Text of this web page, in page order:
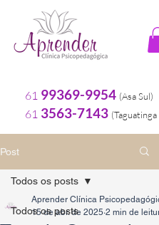
61 99369-9954 (Asa Sul)
61 3563-7143 (
Post
Todos os posts
Todos os posts
Aprender Clínica
15 de abr. de 2025 2 min de